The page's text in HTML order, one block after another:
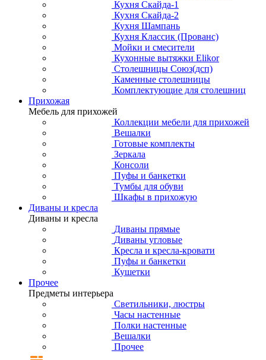
Кухня Скайда-1
Кухня Скайда-2
Кухня Шампань
Кухня Классик (Прованс)
Мойки и смесители
Кухонные вытяжки Elikor
Столешницы Союз(дсп)
Каменные столешницы
Комплектующие для столешниц
Прихожая
Мебель для прихожей
Коллекции мебели для прихожей
Вешалки
Готовые комплекты
Зеркала
Консоли
Пуфы и банкетки
Тумбы для обуви
Шкафы в прихожую
Диваны и кресла
Диваны и кресла
Диваны прямые
Диваны угловые
Кресла и кресла-кровати
Пуфы и банкетки
Кушетки
Прочее
Предметы интерьера
Светильники, люстры
Часы настенные
Полки настенные
Вешалки
Прочее